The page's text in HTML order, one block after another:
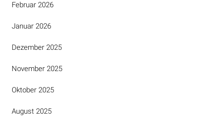
Februar 2026
Januar 2026
Dezember 2025
November 2025
Oktober 2025
August 2025